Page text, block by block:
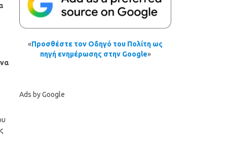
«Προσθέστε τον Οδηγό του Πολίτη ως
πηγή ενημέρωσης στην Google»
Ads by Google